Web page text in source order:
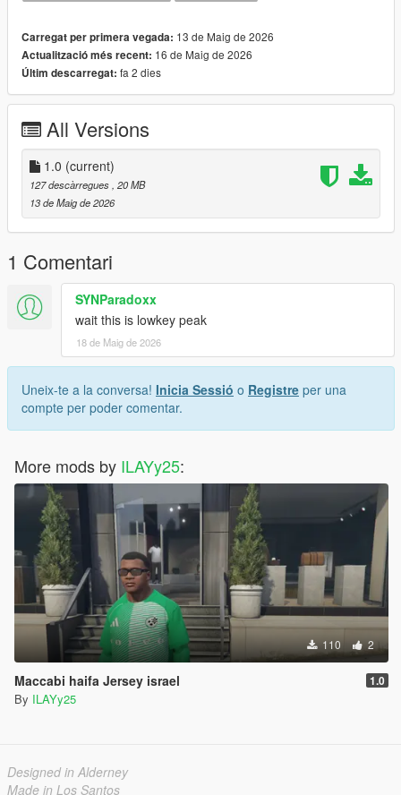
Carregat per primera vegada: 13 de Maig de 2026
Actualització més recent: 16 de Maig de 2026
Últim descarregat: fa 2 dies
All Versions
1.0 (current)
127 descàrregues , 20 MB
13 de Maig de 2026
1 Comentari
SYNParadoxx
wait this is lowkey peak
18 de Maig de 2026
Uneix-te a la conversa! Inicia Sessió o Registre per una
compte per poder comentar.
More mods by ILAYy25:
110 2
Maccabi haifa Jersey israel 1.0
By ILAYy25
Designed in Alderney
Made in Los Santos